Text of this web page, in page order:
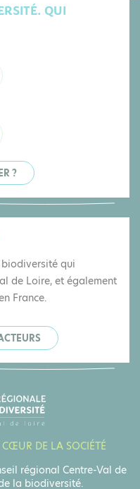
QUI
?
qui
de Loire, et également
France.
DE LA SOCIÉTÉ
régional Centre-Val de
la biodiversité.